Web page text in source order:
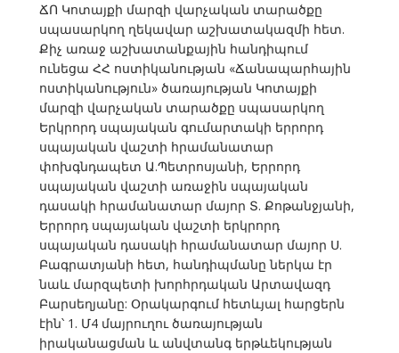
ՃՈ Կոտայքի մարզի վարչական տարածքը
սպասարկող ղեկավար աշխատակազմի հետ.
Քիչ առաջ աշխատանքային հանդիպում
ունեցա ՀՀ ոստիկանության «Ճանապարհային
ոստիկանություն» ծառայության Կոտայքի
մարզի վարչական տարածքը սպասարկող
Երկրորդ սպայական գումարտակի երրորդ
սպայական վաշտի հրամանատար
փոխգնդապետ Ա.Պետրոսյանի, Երրորդ
սպայական վաշտի առաջին սպայական
դասակի հրամանատար մայոր Տ. Քոթանջյանի,
Երրորդ սպայական վաշտի երկրորդ
սպայական դասակի հրամանատար մայոր Ս.
Բագրատյանի հետ, հանդիպմանը ներկա էր
նաև մարզպետի խորհրդական Արտավազդ
Բարսեղյանը: Օրակարգում հետևյալ հարցերն
էին՝ 1. Մ4 մայրուղու ծառայության
իրականացման և անվտանգ երթևեկության